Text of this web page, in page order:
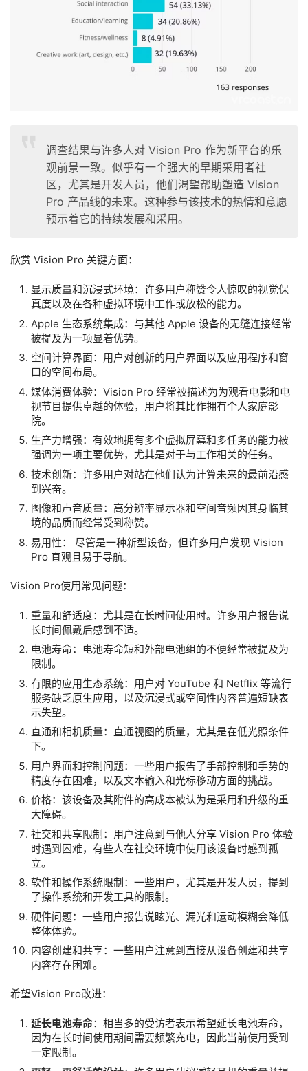
行
动
应
调查结果与许多人对 Vision Pro 作为新平台的乐
观前景一致。似乎有一个强大的早期采用者社
区，尤其是开发人员，他们渴望帮助塑造 Vision
Pro 产品线的未来。这种参与该技术的热情和意愿
预示着它的持续发展和采用。
欣赏 Vision Pro 关键方面：
显示质量和沉浸式环境：许多用户称赞令人惊叹的视觉保
真度以及在各种虚拟环境中工作或放松的能力。
Apple 生态系统集成：与其他 Apple 设备的无缝连接经常
被提及为一项显着优势。
空间计算界面：用户对创新的用户界面以及应用程序和窗
口的空间布局。
媒体消费体验：Vision Pro 经常被描述为为观看电影和电
视节目提供卓越的体验，用户将其比作拥有个人家庭影
院。
生产力增强：有效地拥有多个虚拟屏幕和多任务的能力被
强调为一项主要优势，尤其是对于与工作相关的任务。
技术创新：许多用户对站在他们认为计算未来的最前沿感
到兴奋。
图像和声音质量：高分辨率显示器和空间音频因其身临其
境的品质而经常受到称赞。
易用性： 尽管是一种新型设备，但许多用户发现 Vision
Pro 直观且易于导航。
Vision Pro使用常见问题：
重量和舒适度：尤其是在长时间使用时。许多用户报告说
长时间佩戴后感到不适。
电池寿命：电池寿命短和外部电池组的不便经常被提及为
限制。
有限的应用生态系统：用户对 YouTube 和 Netflix 等流行
服务缺乏原生应用，以及沉浸式或空间性内容普遍短缺表
示失望。
直通和相机质量：直通视图的质量，尤其是在低光照条件
下。
用户界面和控制问题：一些用户报告了手部控制和手势的
精度存在困难，以及文本输入和光标移动方面的挑战。
价格：该设备及其附件的高成本被认为是采用和升级的重
大障碍。
社交和共享限制：用户注意到与他人分享 Vision Pro 体验
时遇到困难，有些人在社交环境中使用该设备时感到孤
立。
软件和操作系统限制：一些用户，尤其是开发人员，提到
了操作系统和开发工具的限制。
硬件问题：一些用户报告说眩光、漏光和运动模糊会降低
整体体验。
内容创建和共享：一些用户注意到直接从设备创建和共享
内容存在困难。
希望Vision Pro改进：
延长电池寿命：相当多的受访者表示希望延长电池寿命，
因为在长时间使用期间需要频繁充电，因此当前使用受到
一定限制。